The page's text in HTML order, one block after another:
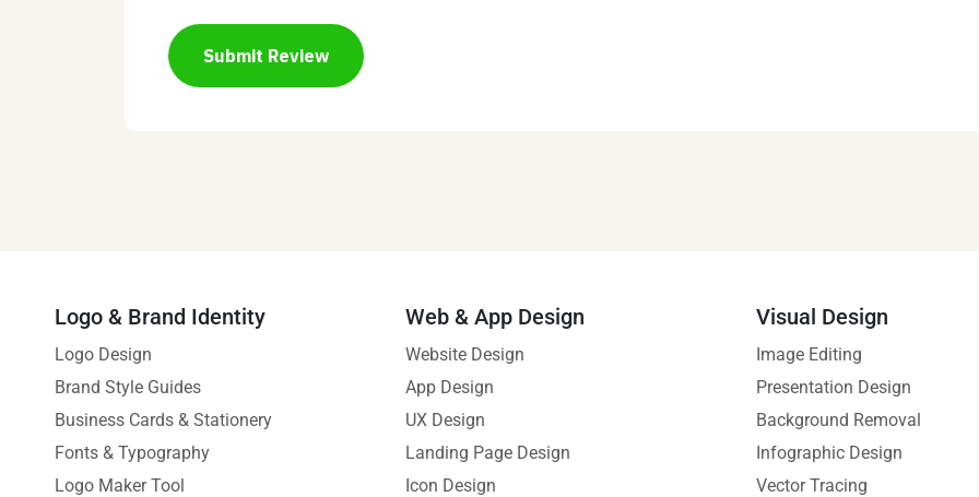
Submit Review
Logo & Brand Identity
Logo Design
Brand Style Guides
Business Cards & Stationery
Fonts & Typography
Logo Maker Tool
Web & App Design
Website Design
App Design
UX Design
Landing Page Design
Icon Design
Visual Design
Image Editing
Presentation Design
Background Removal
Infographic Design
Vector Tracing